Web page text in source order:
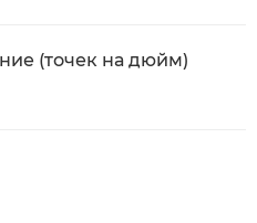
(точек на дюйм)